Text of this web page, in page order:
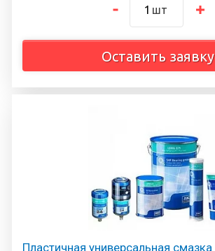
шт
Оставить заявку
Пластичная универсальная смазка